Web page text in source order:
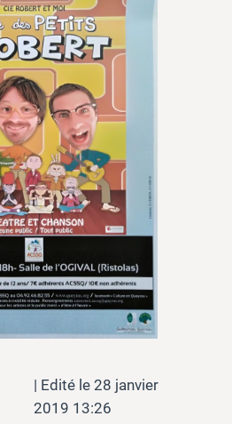
28 janvier
2019 13:26